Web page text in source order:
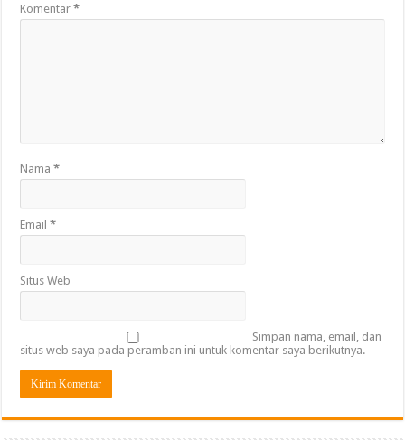
Komentar*
Nama*
Email*
Situs Web
Simpan nama, email, dan
situs web saya pada peramban ini untuk komentar saya berikutnya.